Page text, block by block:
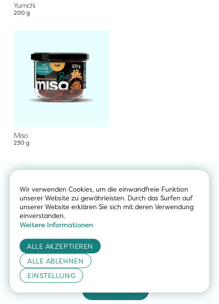
Wir verwenden Cookies, um die einwandfreie Funktion
unserer Website zu gewährleisten. Durch das Surfen auf
unserer Website erklären Sie sich mit deren Verwendung
einverstanden.
Weitere Informationen
ALLE AKZEPTIEREN
ALLE ABLEHNEN
EINSTELLUNG
Yumchi
200 g
Miso
230 g
Sind Sie daran
interessiert,
unsere Produkte
zu verkaufen?
MEHR ERFAHREN